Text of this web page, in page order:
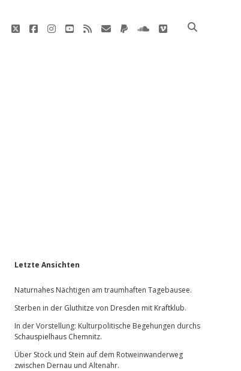
twitterfacebookinstagram
youtube
rss E-
paypalsoundcloud
vimeo
Sidebar
Letzte Ansichten
Naturnahes Nächtigen am traumhaften Tagebausee.
Sterben in der Gluthitze von Dresden mit Kraftklub.
In der Vorstellung: Kulturpolitische Begehungen durchs
Schauspielhaus Chemnitz.
Über Stock und Stein auf dem Rotweinwanderweg
zwischen Dernau und Altenahr.